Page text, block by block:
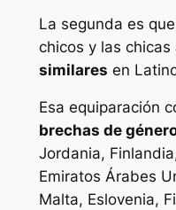
La segunda es
chicos y las
similares en
Esa equiparación
brechas de
Jordania,
Emiratos Árabes
Malta, Eslovenia,